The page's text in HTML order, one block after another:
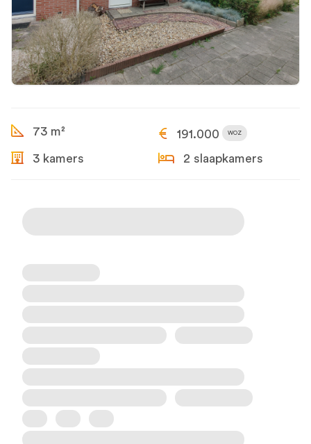
73 m² 191.000 WOZ
3 kamers 2 slaapkamers